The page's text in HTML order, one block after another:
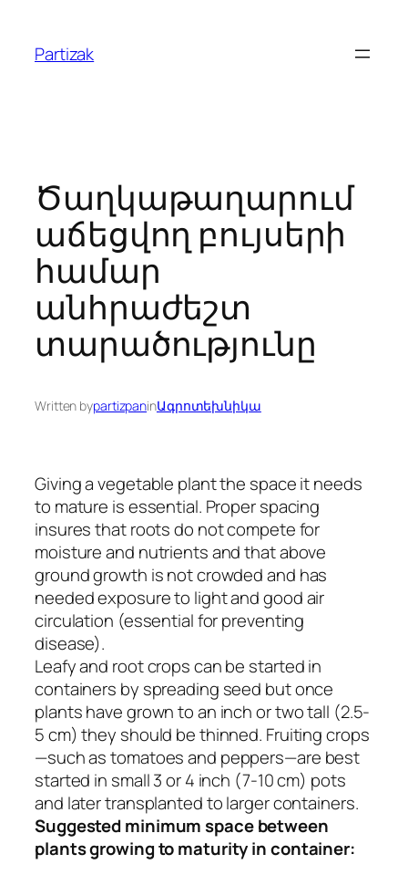
content
Partizak
Ծաղկաթաղարում
աճեցվող բույսերի
համար
անհրաժեշտ
տարածությունը
Written bypartizpaninԱգրոտեխնիկա
Giving a vegetable plant the space it needs
to mature is essential. Proper spacing
insures that roots do not compete for
moisture and nutrients and that above
ground growth is not crowded and has
needed exposure to light and good air
circulation (essential for preventing
disease).
Leafy and root crops can be started in
containers by spreading seed but once
plants have grown to an inch or two tall (2.5-
5 cm) they should be thinned. Fruiting crops
—such as tomatoes and peppers—are best
started in small 3 or 4 inch (7-10 cm) pots
and later transplanted to larger containers.
Suggested minimum space between
plants growing to maturity in container: